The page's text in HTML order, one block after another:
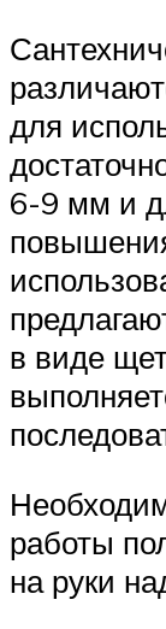
для
6-9 мм и
в виде
работы
на руки